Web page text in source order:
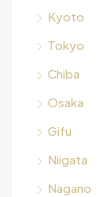
Kyoto
Tokyo
Chiba
Osaka
Gifu
Niigata
Nagano